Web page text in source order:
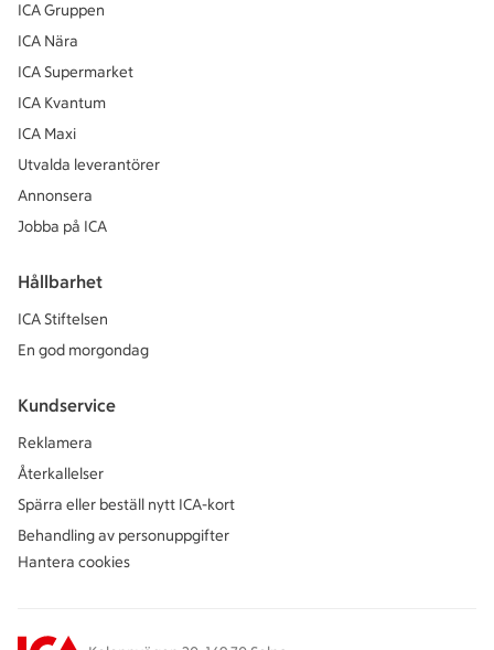
ICA Gruppen
ICA Nära
ICA Supermarket
ICA Kvantum
ICA Maxi
Utvalda leverantörer
Annonsera
Jobba på ICA
Hållbarhet
ICA Stiftelsen
En god morgondag
Kundservice
Reklamera
Återkallelser
Spärra eller beställ nytt ICA-kort
Behandling av personuppgifter
Hantera cookies